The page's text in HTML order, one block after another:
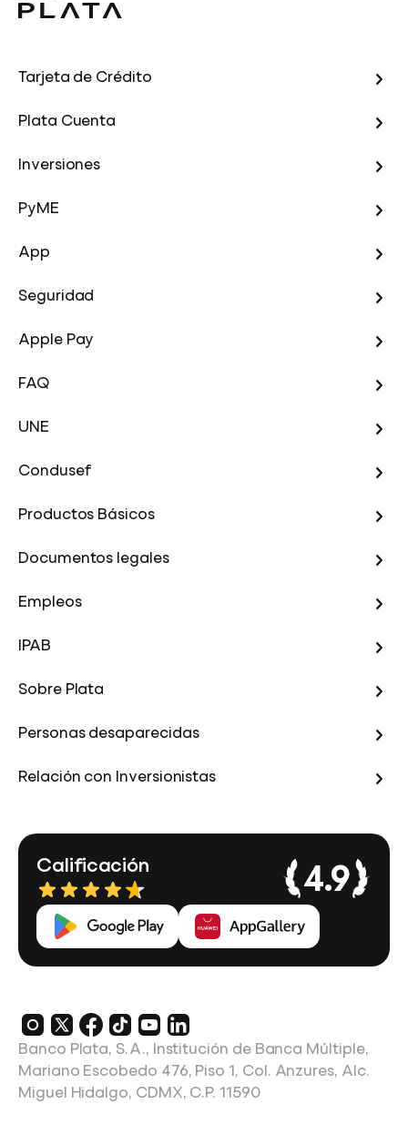
Tarjeta de Crédito
Plata Cuenta
Inversiones
PyME
App
Seguridad
Apple Pay
FAQ
UNE
Condusef
Productos Básicos
Documentos legales
Empleos
IPAB
Sobre Plata
Personas desaparecidas
Relación con Inversionistas
Calificación 4.9
Banco Plata, S.A., Institución de Banca Múltiple,
Mariano Escobedo 476, Piso 1, Col. Anzures, Alc.
Miguel Hidalgo, CDMX, C.P. 11590